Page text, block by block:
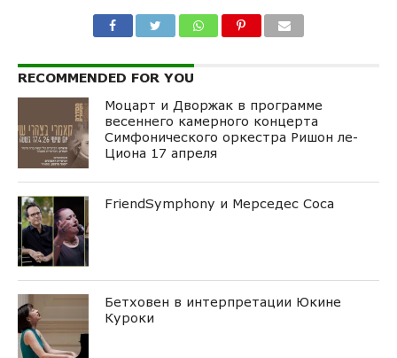
RECOMMENDED FOR YOU
Моцарт и Дворжак в программе
весеннего камерного концерта
Симфонического оркестра Ришон ле-
Циона 17 апреля
FriendSymphony и Мерседес Соса
Бетховен в интерпретации Юкине
Куроки